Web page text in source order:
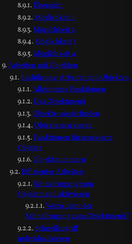
Übersicht
Möglichkeit 1
Möglichkeit 2
Möglichkeit 3
Möglichkeit 4
Arbeiten mit Objekten
Einführung: Arbeiten mit Objekten
Allgemeine Funktionen
Das Objektmenü
Objekte wiederfinden
Objekte markieren
Funktionen für markierte
Objekte
Objektnummern
Effizienter Arbeiten
Schnellzugang zum
Objektmenü aktivieren
Wozu dient der
Schnellzugang zum Objektmenü?
Schnellzugriff
individualisieren